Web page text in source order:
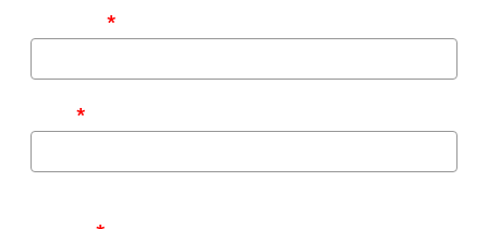
*
*